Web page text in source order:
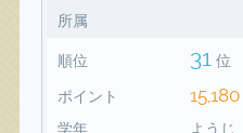
所属
順位 31 位
ポイント 15,180
学年 ようじ